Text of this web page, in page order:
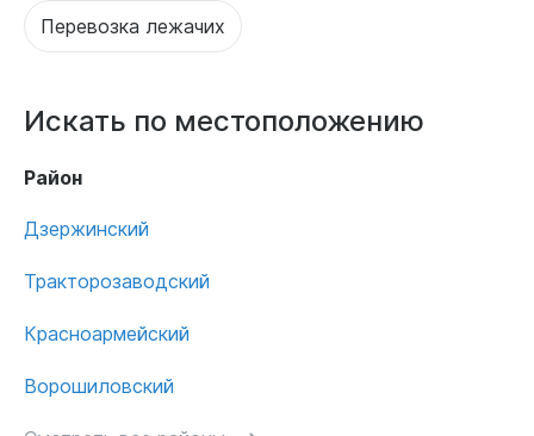
Перевозка лежачих
Искать по местоположению
Район
Дзержинский
Тракторозаводский
Красноармейский
Ворошиловский